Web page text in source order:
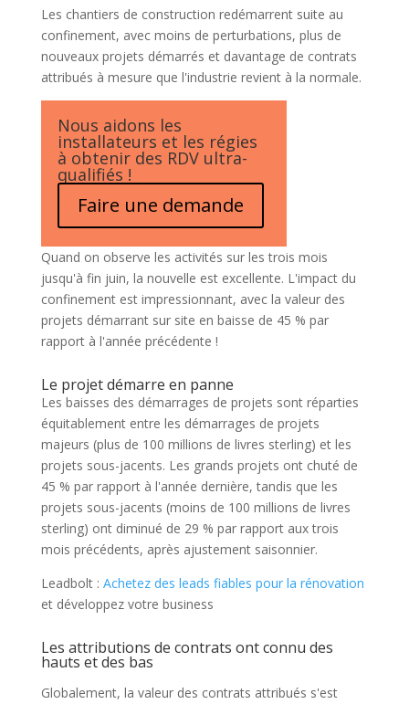
Les chantiers de construction redémarrent suite au
confinement, avec moins de perturbations, plus de
nouveaux projets démarrés et davantage de contrats
attribués à mesure que l'industrie revient à la normale.
Nous aidons les
installateurs et les régies
à obtenir des RDV ultra-
qualifiés !
Faire une demande
Quand on observe les activités sur les trois mois
jusqu'à fin juin, la nouvelle est excellente. L'impact du
confinement est impressionnant, avec la valeur des
projets démarrant sur site en baisse de 45 % par
rapport à l'année précédente !
Le projet démarre en panne
Les baisses des démarrages de projets sont réparties
équitablement entre les démarrages de projets
majeurs (plus de 100 millions de livres sterling) et les
projets sous-jacents. Les grands projets ont chuté de
45 % par rapport à l'année dernière, tandis que les
projets sous-jacents (moins de 100 millions de livres
sterling) ont diminué de 29 % par rapport aux trois
mois précédents, après ajustement saisonnier.
Leadbolt : Achetez des leads fiables pour la rénovation
et développez votre business
Les attributions de contrats ont connu des
hauts et des bas
Globalement, la valeur des contrats attribués s'est